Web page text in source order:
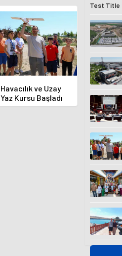
Havacılık ve Uzay
Yaz Kursu Başladı
Test Title